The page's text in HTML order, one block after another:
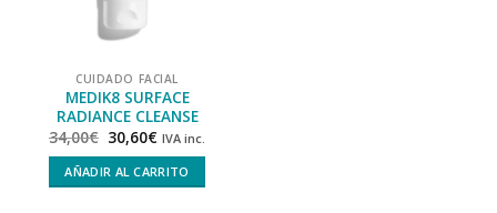
CUIDADO FACIAL
MEDIK8 SURFACE
RADIANCE CLEANSE
34,00€ 30,60€ IVA inc.
AÑADIR AL CARRITO